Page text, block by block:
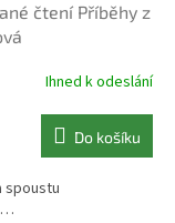
čtení Příběhy z
Ihned k odeslání
Do košíku
spoustu